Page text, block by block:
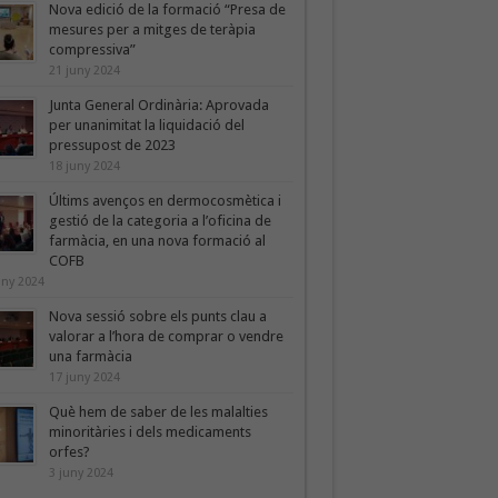
Nova edició de la formació “Presa de
mesures per a mitges de teràpia
compressiva”
21 juny 2024
Junta General Ordinària: Aprovada
per unanimitat la liquidació del
pressupost de 2023
18 juny 2024
Últims avenços en dermocosmètica i
gestió de la categoria a l’oficina de
farmàcia, en una nova formació al
COFB
2024
Nova sessió sobre els punts clau a
valorar a l’hora de comprar o vendre
una farmàcia
17 juny 2024
Què hem de saber de les malalties
minoritàries i dels medicaments
orfes?
3 juny 2024